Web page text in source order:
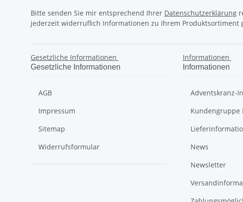
Bitte senden Sie mir entsprechend Ihrer Datenschutzerklärung
jederzeit widerruflich Informationen zu Ihrem Produktsortiment
Gesetzliche Informationen
Gesetzliche Informationen
AGB
Impressum
Sitemap
Widerrufsformular
Informationen
Informationen
Adventskranz-
Kundengruppe
News
Newsletter